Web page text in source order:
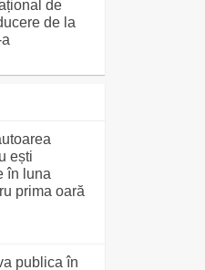
de
de la
ești
în luna
prima oară
publica în